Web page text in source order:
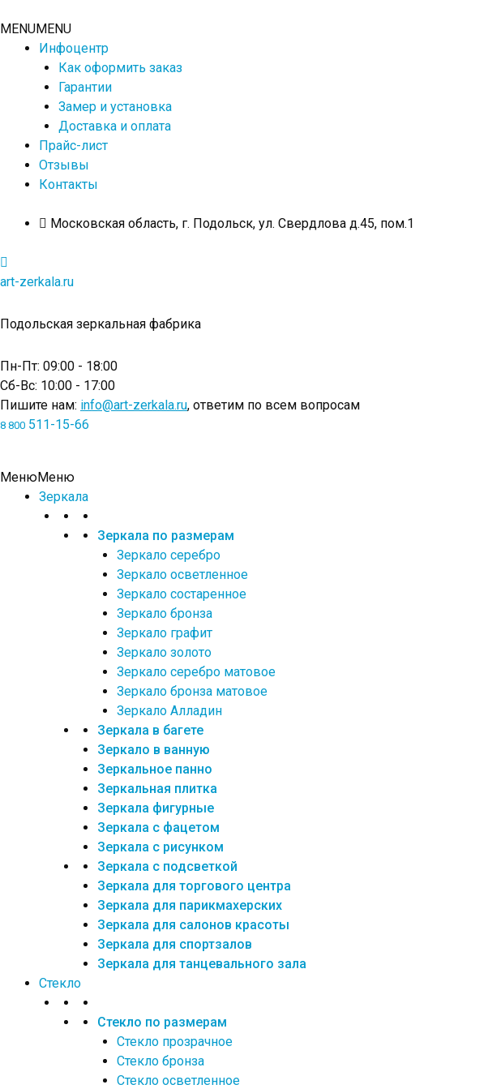
к
содержимому
MENUMENU
Инфоцентр
Как оформить заказ
Гарантии
Замер и установка
Доставка и оплата
Прайс-лист
Отзывы
Контакты
Московская область, г. Подольск, ул. Свердлова д.45, пом.1
art-zerkala.ru
Подольская зеркальная фабрика
Пн-Пт: 09:00 - 18:00
Сб-Вс: 10:00 - 17:00
Пишите нам: info@art-zerkala.ru, ответим по всем вопросам
8 800 511-15-66
МенюМеню
Зеркала
Зеркала по размерам
Зеркало серебро
Зеркало осветленное
Зеркало состаренное
Зеркало бронза
Зеркало графит
Зеркало золото
Зеркало серебро матовое
Зеркало бронза матовое
Зеркало Алладин
Зеркала в багете
Зеркало в ванную
Зеркальное панно
Зеркальная плитка
Зеркала фигурные
Зеркала с фацетом
Зеркала с рисунком
Зеркала с подсветкой
Зеркала для торгового центра
Зеркала для парикмахерских
Зеркала для салонов красоты
Зеркала для спортзалов
Зеркала для танцевального зала
Стекло
Стекло по размерам
Стекло прозрачное
Стекло бронза
Стекло осветленное